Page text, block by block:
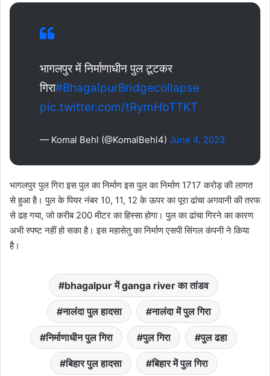
भागलपुर में निर्माणाधीन पुल टूटकर
गिरा#BhagalpurBridgecollapse
pic.twitter.com/tRymHbTTKT
— Komal Behl (@KomalBehl4) June 4, 2023
भागलपुर पुल गिरा इस पुल का निर्माण इस पुल का निर्माण 1717 करोड़ की लागत
से हुआ है। पुल के पियर नंबर 10, 11, 12 के ऊपर का पूरा ढांचा अगवानी की तरफ
से ढह गया, जो करीब 200 मीटर का हिस्सा होगा। पुल का ढांचा गिरने का कारण
अभी स्पष्ट नहीं हो सका है। इस महासेतु का निर्माण एसपी सिंगल कंपनी ने किया
है।
bhagalpur में ganga river का तांडव
नालंदा पुल हादसा नालंदा में पुल गिरा
निर्माणाधीन पुल गिरा पुल गिरा पुल ढहा
बिहार पुल हादसा बिहार में पुल गिरा